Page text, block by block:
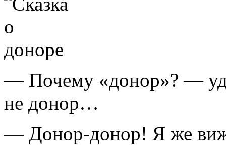
— Почему «донор»? —
не донор…
— Донор-донор! Я же